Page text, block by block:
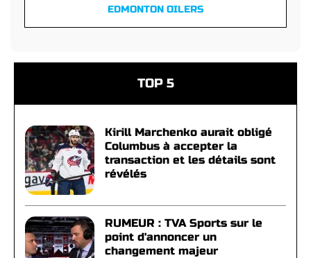
EDMONTON OILERS
TOP 5
Kirill Marchenko aurait obligé
Columbus à accepter la
transaction et les détails sont
révélés
RUMEUR : TVA Sports sur le
point d'annoncer un
changement majeur